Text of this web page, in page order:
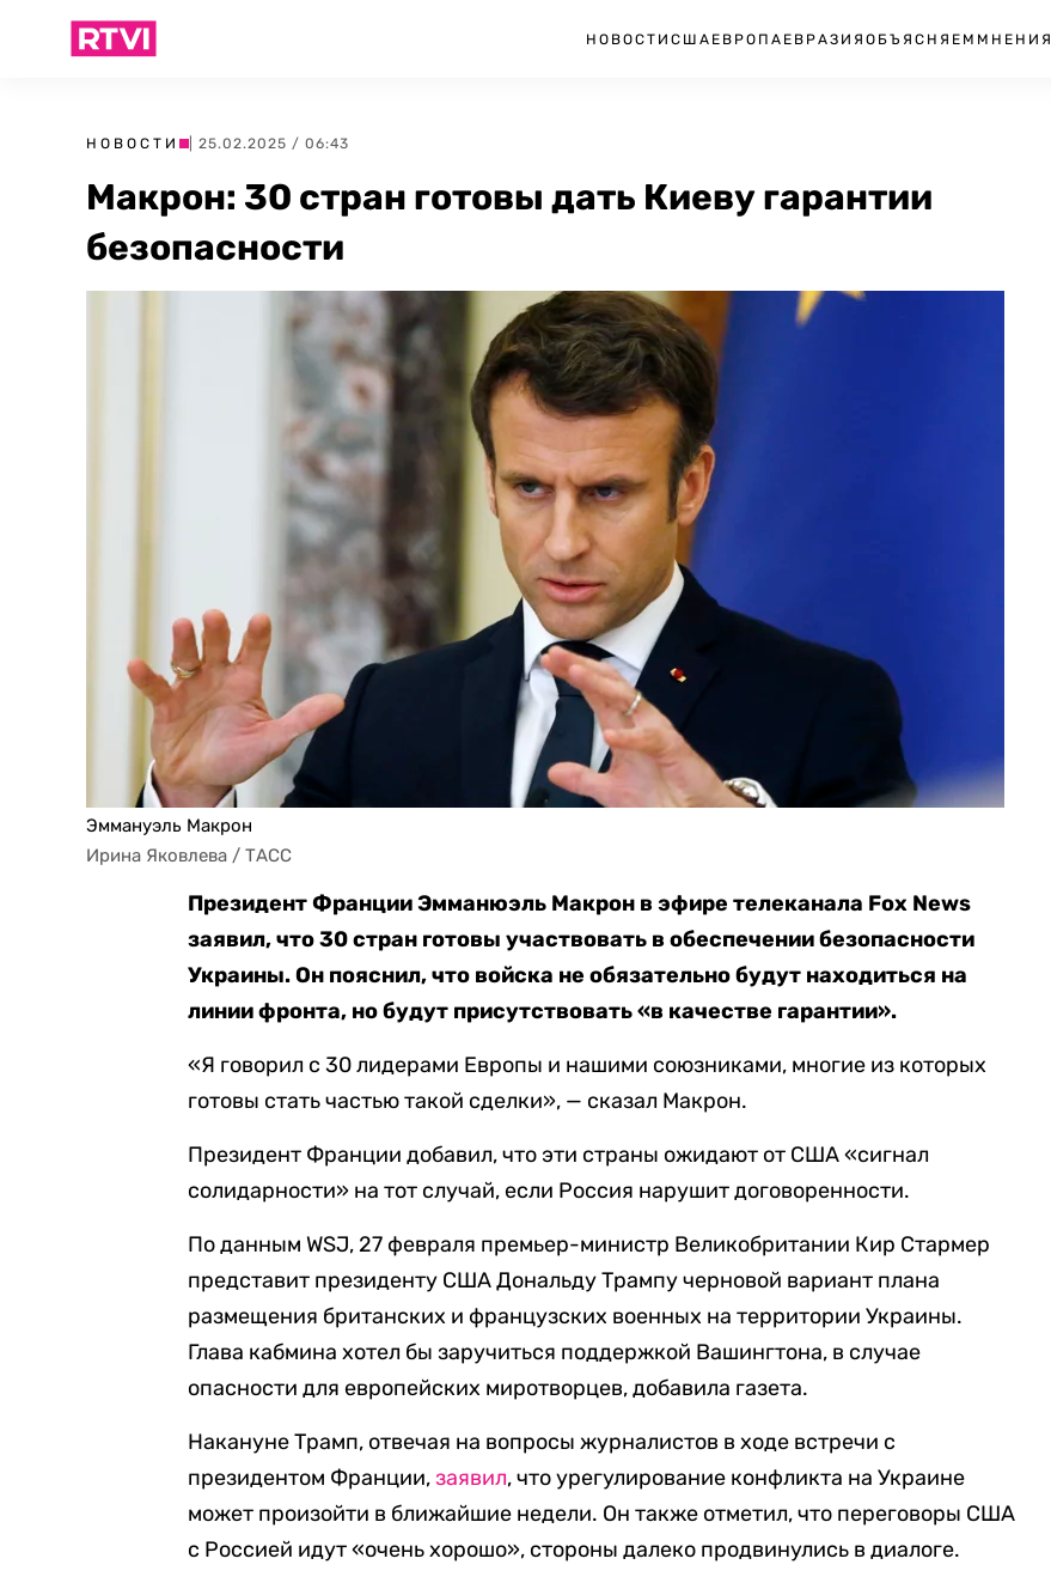
НОВОСТИ США ЕВРОПА ЕВРАЗИЯ ОБЪЯСНЯЕМ МНЕНИЯ
НОВОСТИ | 25.02.2025 / 06:43
Макрон: 30 стран готовы дать Киеву гарантии
безопасности
Эммануэль Макрон
Ирина Яковлева / ТАСС
Президент Франции Эмманюэль Макрон в эфире телеканала Fox News
заявил, что 30 стран готовы участвовать в обеспечении безопасности
Украины. Он пояснил, что войска не обязательно будут находиться на
линии фронта, но будут присутствовать «в качестве гарантии».
«Я говорил с 30 лидерами Европы и нашими союзниками, многие из которых
готовы стать частью такой сделки», — сказал Макрон.
Президент Франции добавил, что эти страны ожидают от США «сигнал
солидарности» на тот случай, если Россия нарушит договоренности.
По данным WSJ, 27 февраля премьер-министр Великобритании Кир Стармер
представит президенту США Дональду Трампу черновой вариант плана
размещения британских и французских военных на территории Украины.
Глава кабмина хотел бы заручиться поддержкой Вашингтона, в случае
опасности для европейских миротворцев, добавила газета.
Накануне Трамп, отвечая на вопросы журналистов в ходе встречи с
президентом Франции,заявил, что урегулирование конфликта на Украине
может произойти в ближайшие недели. Он также отметил, что переговоры США
с Россией идут «очень хорошо», стороны далеко продвинулись в диалоге.